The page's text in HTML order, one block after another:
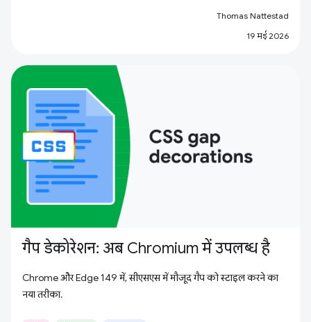
Thomas Nattestad
19 मई 2026
गैप डेकोरेशन: अब Chromium में उपलब्ध है
Chrome और Edge 149 में, सीएसएस में मौजूद गैप को स्टाइल करने का
नया तरीका.